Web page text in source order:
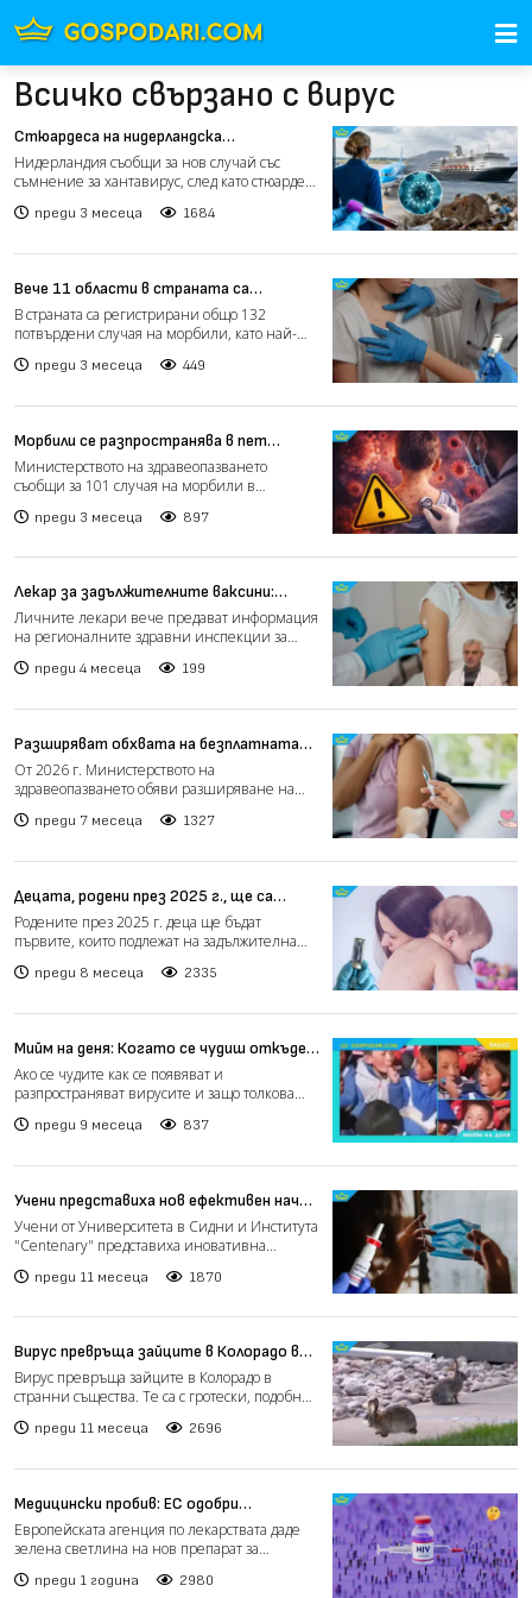
Всичко свързано с вирус
Стюардеса на нидерландска
авиокомпания е приета в болница със
съмнение за хантавирус
Нидерландия съобщи за нов случай със
съмнение за хантавирус, след като стюардеса
преди 3 месеца 1684
Вече 11 области в страната са
засегнати от морбили (видео)
В страната са регистрирани общо 132
потвърдени случая на морбили, като най-
преди 3 месеца 449
Морбили се разпространява в пет
области у нас
Министерството на здравеопазването
съобщи за 101 случая на морбили в
преди 3 месеца 897
Лекар за задължителните ваксини:
Родителите са отговорни за здравето
на децата си (видео)
Личните лекари вече предават информация
на регионалните здравни инспекции за
преди 4 месеца 199
Разширяват обхвата на безплатната
ваксинация срещу човешки папилома
вирус
От 2026 г. Министерството на
здравеопазването обяви разширяване на
преди 7 месеца 1327
Децата, родени през 2025 г., ще са
първите задължително ваксинирани
срещу варицела
Родените през 2025 г. деца ще бъдат
първите, които подлежат на задължителна
преди 8 месеца 2335
Мийм на деня: Когато се чудиш откъде
идват вирусите (видео)
Ако се чудите как се появяват и
разпространяват вирусите и защо толкова
преди 9 месеца 837
Учени представиха нов ефективен начин
за защита срещу Covid-19
Учени от Университета в Сидни и Института
"Centenary" представиха иновативна
преди 11 месеца 1870
Вирус превръща зайците в Колорадо в
странни същества
Вирус превръща зайците в Колорадо в
странни същества. Те са с гротески, подобни
преди 11 месеца 2696
Медицински пробив: ЕС одобри
революционен препарат за
профилактика на ХИВ
Европейската агенция по лекарствата даде
зелена светлина на нов препарат за
преди 1 година 2980